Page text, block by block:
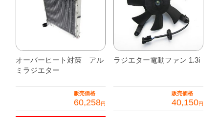
オーバーヒート対策 アル
ミラジエター
販売価格
60,258円
ラジエター電動ファン 1.3i
販売価格
40,150円